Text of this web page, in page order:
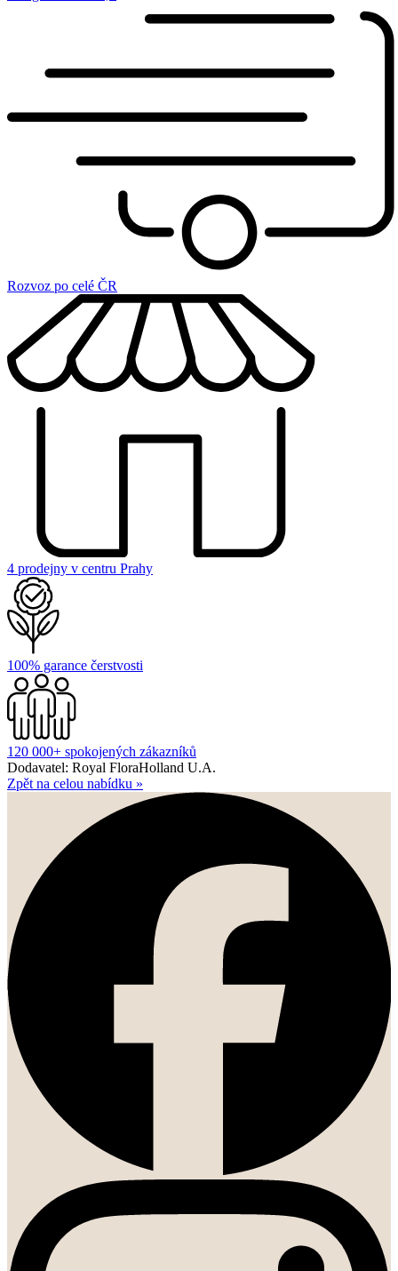
Rozvoz po celé ČR
4 prodejny v centru Prahy
100% garance čerstvosti
120 000+ spokojených zákazníků
Dodavatel: Royal FloraHolland U.A.
Zpět na celou nabídku »